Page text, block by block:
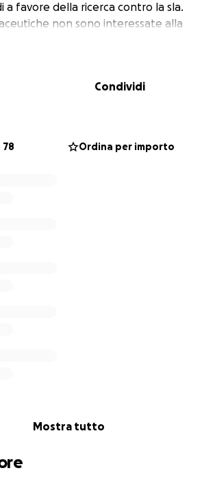
a favore della ricerca contro la sla.
non sono interessate alla
redditizia, come per tutte le
in italy vengono devoluti
sla e sclerosi multipla.
sla coinvolge Università della
Condividi
78 Ordina per importo
Mostra tutto